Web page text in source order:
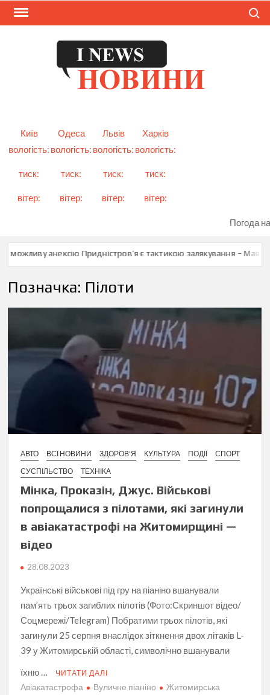
Skip
Київ
Одеса Львів
Харків
вологість:
тиск:
вітер:
вологість:
тиск:
вітер:
вологість:
тиск:
вітер:
вологість:
тиск:
вітер:
Погода
можливу анексію Придністров’я є тактикою залякування – Мая
Позначка: Пілоти
АВТО ВСІ НОВИНИ ЗДОРОВ'Я КУЛЬТУРА ПОДІЇ
СПОРТ
СУСПІЛЬСТВО
ТЕХНІКА
Мінка, Проказін, Джус. Військові
попрощалися з пілотами, які загинули
в авіакатастрофі на Житомирщині —
відео
28.08.2023
Українські військові під гру на піаніно вшанували
пам’ять трьох загиблих пілотів (Фото:Скриншот відео/
Соцмережі/Telegram) Побратими трьох пілотів, які
загинули 25 серпня внаслідок зіткнення двох літаків L-
39 у Житомирській області, символічно вшанували
їхню …
ЧИТАТИ ДАЛІ
Авіакатастрофа Вуличне піаніно
Житомирська